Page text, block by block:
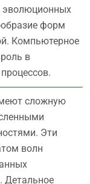
эволюционных
форм
Компьютерное
в
сложную
Эти
волн
Детальное